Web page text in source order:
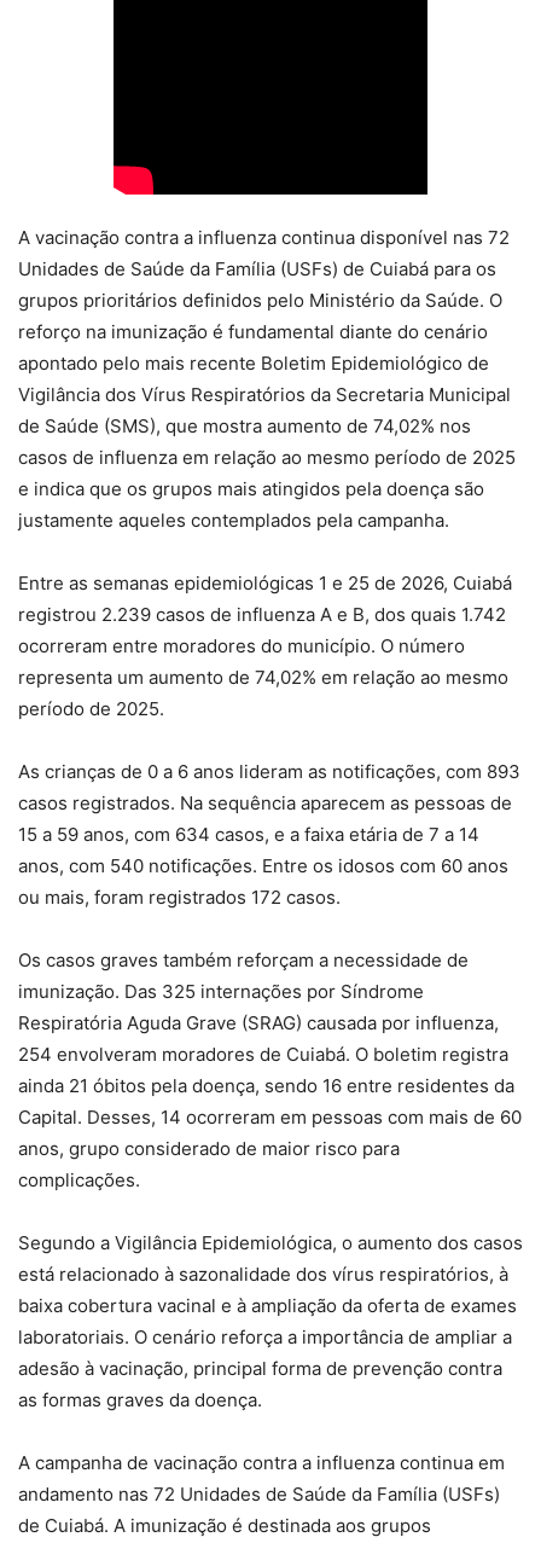
A vacinação contra a influenza continua disponível nas 72
Unidades de Saúde da Família (USFs) de Cuiabá para os
grupos prioritários definidos pelo Ministério da Saúde. O
reforço na imunização é fundamental diante do cenário
apontado pelo mais recente Boletim Epidemiológico de
Vigilância dos Vírus Respiratórios da Secretaria Municipal
de Saúde (SMS), que mostra aumento de 74,02% nos
casos de influenza em relação ao mesmo período de 2025
e indica que os grupos mais atingidos pela doença são
justamente aqueles contemplados pela campanha.
Entre as semanas epidemiológicas 1 e 25 de 2026, Cuiabá
registrou 2.239 casos de influenza A e B, dos quais 1.742
ocorreram entre moradores do município. O número
representa um aumento de 74,02% em relação ao mesmo
período de 2025.
As crianças de 0 a 6 anos lideram as notificações, com 893
casos registrados. Na sequência aparecem as pessoas de
15 a 59 anos, com 634 casos, e a faixa etária de 7 a 14
anos, com 540 notificações. Entre os idosos com 60 anos
ou mais, foram registrados 172 casos.
Os casos graves também reforçam a necessidade de
imunização. Das 325 internações por Síndrome
Respiratória Aguda Grave (SRAG) causada por influenza,
254 envolveram moradores de Cuiabá. O boletim registra
ainda 21 óbitos pela doença, sendo 16 entre residentes da
Capital. Desses, 14 ocorreram em pessoas com mais de 60
anos, grupo considerado de maior risco para
complicações.
Segundo a Vigilância Epidemiológica, o aumento dos casos
está relacionado à sazonalidade dos vírus respiratórios, à
baixa cobertura vacinal e à ampliação da oferta de exames
laboratoriais. O cenário reforça a importância de ampliar a
adesão à vacinação, principal forma de prevenção contra
as formas graves da doença.
A campanha de vacinação contra a influenza continua em
andamento nas 72 Unidades de Saúde da Família (USFs)
de Cuiabá. A imunização é destinada aos grupos